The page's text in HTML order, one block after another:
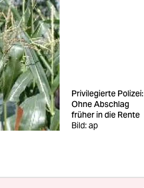
Privilegierte Polizei:
Ohne Abschlag
früher in die Rente
Bild: ap